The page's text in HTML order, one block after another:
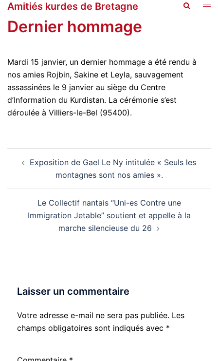
Aller
contenu
Amitiés kurdes de Bretagne
Dernier hommage
Mardi 15 janvier, un dernier hommage a été rendu à
nos amies Rojbin, Sakine et Leyla, sauvagement
assassinées le 9 janvier au siège du Centre
d’Information du Kurdistan. La cérémonie s’est
déroulée à Villiers-le-Bel (95400).
d’article
Exposition de Gael Le Ny intitulée « Seuls les
montagnes sont nos amies ».
Le Collectif nantais “Uni-es Contre une
Immigration Jetable” soutient et appelle à la
marche silencieuse du 26
Laisser un commentaire
Votre adresse e-mail ne sera pas publiée. Les
champs obligatoires sont indiqués avec *